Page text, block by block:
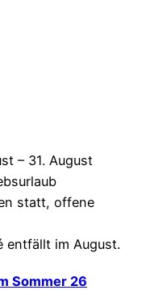
– 31. August
statt, offene
entfällt im August.
Sommer 26